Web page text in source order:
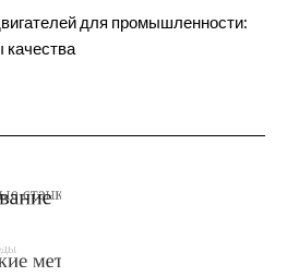
для промышленности:
качества